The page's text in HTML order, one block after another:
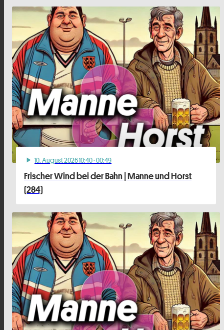
play_arrow 10. August 2026 10:40· 00:49
Frischer Wind bei der Bahn | Manne und Horst
(284)